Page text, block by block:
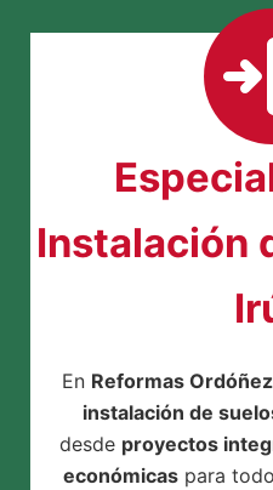
Instalación
En Reformas Ordóñez
instalación de
desde proyectos
económicaspara